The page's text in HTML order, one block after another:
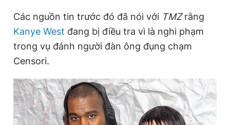
Sản phẩm khác
Tiện ích Bạn cần biết
Thông tin tòa soạn
Các nguồn tin trước đó đã nói với TMZrằng
Kanye West đang bị điều tra vì là nghi phạm
trong vụ đánh người đàn ông đụng chạm
Censori.